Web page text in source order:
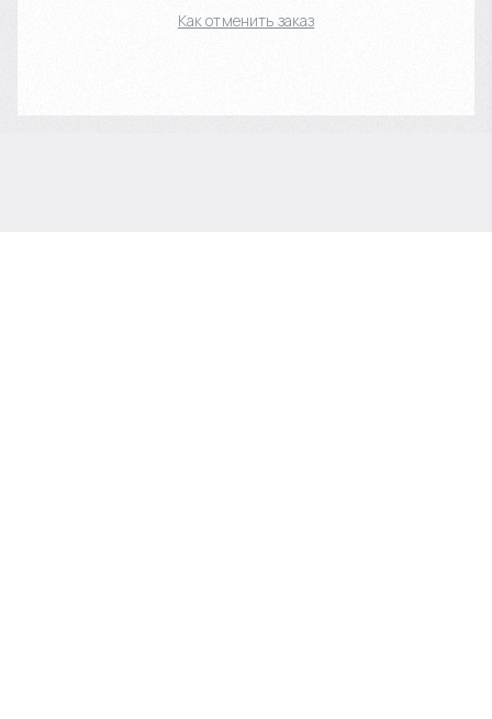
Как отменить заказ